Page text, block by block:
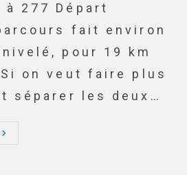
277 Départ
fait environ
pour 19 km
on veut faire plus
séparer les deux…